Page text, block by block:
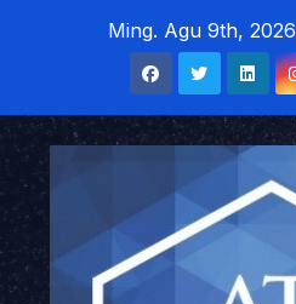
Ming. Agu 9th, 2026